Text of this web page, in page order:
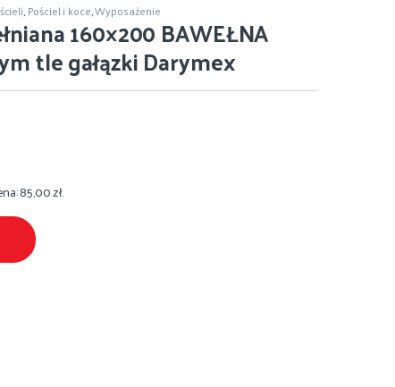
,Pościel i koce,Wyposażenie
160×200 BAWEŁNA
tle gałązki Darymex
85,00zł.